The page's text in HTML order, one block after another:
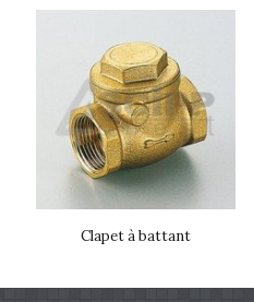
Clapet à battant